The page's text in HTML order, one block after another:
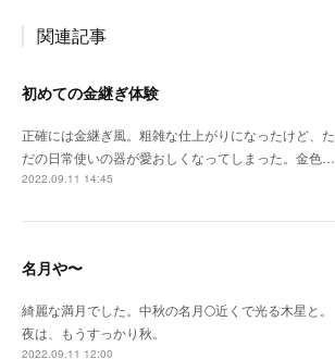
関連記事
初めての金継ぎ体験
正確には金継ぎ風。粗雑な仕上がりになったけど、た
だの日常使いの器が愛おしくなってしまった。金色…
2022.09.11 14:45
名月や〜
綺麗な満月でした。中秋の名月🌕近くで光る木星と。
夜は、もうすっかり秋。
2022.09.11 12:00